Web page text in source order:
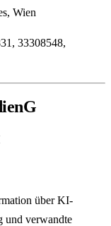
Wien
33308548,
über KI-
und verwandte